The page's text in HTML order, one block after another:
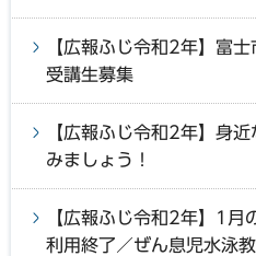
【広報ふじ令和2年】富
受講生募集
【広報ふじ令和2年】身
みましょう！
【広報ふじ令和2年】1月
利用終了／ぜん息児水泳